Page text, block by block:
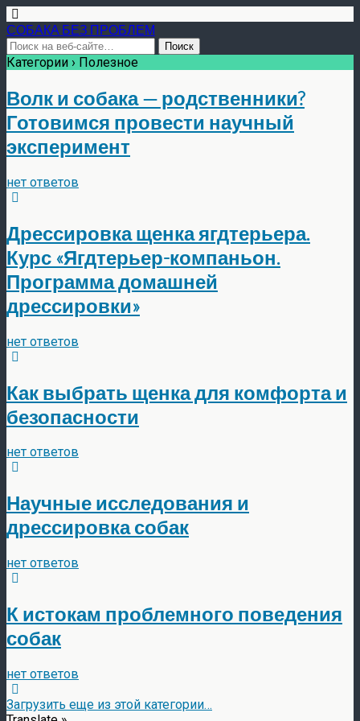
СОБАКА БЕЗ ПРОБЛЕМ
Категории › Полезное
Волк и собака — родственники?
Готовимся провести научный
эксперимент
нет ответов
Дрессировка щенка ягдтерьера.
Курс «Ягдтерьер-компаньон.
Программа домашней
дрессировки»
нет ответов
Как выбрать щенка для комфорта и
безопасности
нет ответов
Научные исследования и
дрессировка собак
нет ответов
К истокам проблемного поведения
собак
нет ответов
Загрузить еще из этой категории…